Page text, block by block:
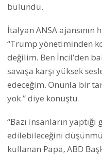
bulundu.
İtalyan ANSA ajansının
“Trump yönetiminden
değilim. Ben İncil’den
savaşa karşı yüksek
edeceğim. Onunla bir
yok.” diye konuştu.
“Bazı insanların
edilebileceğini
kullanan Papa, ABD